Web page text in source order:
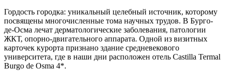
Гордость городка: уникальный целебный источник, которому
посвящены многочисленные тома научных трудов. В Бурго-
де-Осма лечат дерматологические заболевания, патологии
ЖКТ, опорно-двигательного аппарата. Одной из визитных
карточек курорта признано здание средневекового
университета, где в наши дни расположен отель Castilla Termal
Burgo de Osma 4*.